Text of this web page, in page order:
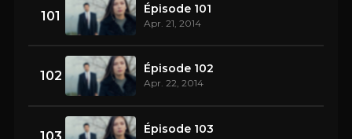
101 Épisode 101
Apr. 21, 2014
102 Épisode 102
Apr. 22, 2014
Épisode 103